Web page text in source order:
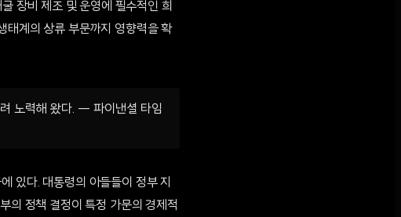
장비 제조 및 운영에 필수적인 희
태계의 상류 부문까지 영향력을 확
노력해 왔다. — 파이낸셜 타임
있다. 대통령의 아들들이 정부 지
의 정책 결정이 특정 가문의 경제적